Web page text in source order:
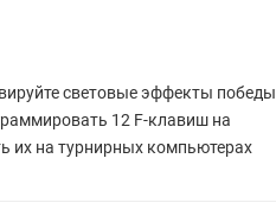
световые эффекты победы
12 F-клавиш на
их на турнирных компьютерах